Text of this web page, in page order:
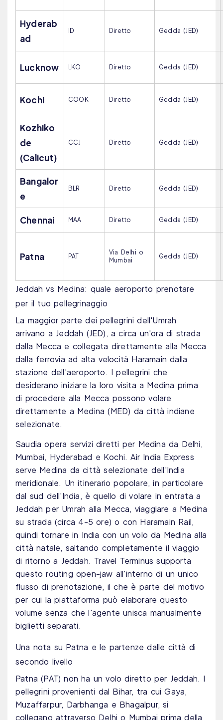
Hyderab
ad
ID Diretto Gedda (JED)
Lucknow LKO Diretto Gedda (JED)
Kochi COOK Diretto Gedda (JED)
Kozhiko
de
(Calicut)
CCJ Diretto Gedda (JED)
Bangalor
e
BLR Diretto Gedda (JED)
Chennai MAA Diretto Gedda (JED)
Patna PAT
Via Delhi o
Mumbai
Gedda (JED)
Jeddah vs Medina: quale aeroporto prenotare
per il tuo pellegrinaggio
La maggior parte dei pellegrini dell'Umrah
arrivano a Jeddah (JED), a circa un'ora di strada
dalla Mecca e collegata direttamente alla Mecca
dalla ferrovia ad alta velocità Haramain dalla
stazione dell'aeroporto. I pellegrini che
desiderano iniziare la loro visita a Medina prima
di procedere alla Mecca possono volare
direttamente a Medina (MED) da città indiane
selezionate.
Saudia opera servizi diretti per Medina da Delhi,
Mumbai, Hyderabad e Kochi. Air India Express
serve Medina da città selezionate dell'India
meridionale. Un itinerario popolare, in particolare
dal sud dell'India, è quello di volare in entrata a
Jeddah per Umrah alla Mecca, viaggiare a Medina
su strada (circa 4-5 ore) o con Haramain Rail,
quindi tornare in India con un volo da Medina alla
città natale, saltando completamente il viaggio
di ritorno a Jeddah. Travel Terminus supporta
questo routing open-jaw all'interno di un unico
flusso di prenotazione, il che è parte del motivo
per cui la piattaforma può elaborare questo
volume senza che l'agente unisca manualmente
biglietti separati.
Una nota su Patna e le partenze dalle città di
secondo livello
Patna (PAT) non ha un volo diretto per Jeddah. I
pellegrini provenienti dal Bihar, tra cui Gaya,
Muzaffarpur, Darbhanga e Bhagalpur, si
collegano attraverso Delhi o Mumbai prima della